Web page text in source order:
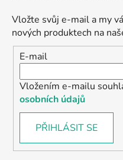
Vložte svůj e-mail a my
nových produktech na
E-mail
Vložením e-mailu
osobních údajů
PŘIHLÁSIT SE